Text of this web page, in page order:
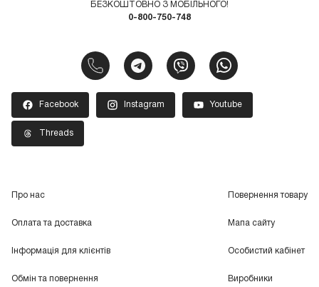
БЕЗКОШТОВНО З МОБІЛЬНОГО!
0-800-750-748
Facebook Instagram Youtube
Threads
Про нас
Оплата та доставка
Інформація для клієнтів
Обмін та повернення
Повернення товару
Мапа сайту
Особистий кабінет
Виробники